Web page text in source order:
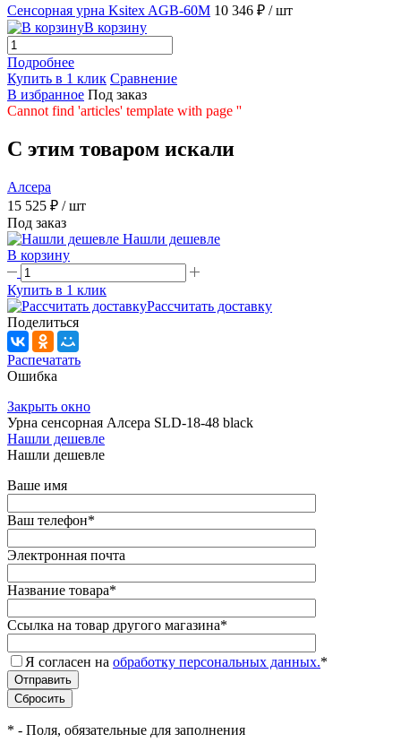
Сенсорная урна Ksitex AGB-60M 10 346 ₽ / шт
В корзину
Подробнее
Купить в 1 клик Сравнение
В избранное Под заказ
Cannot find 'articles' template with page ''
C этим товаром искали
Алсера
15 525 ₽ / шт
Под заказ
Нашли дешевле
В корзину
Купить в 1 клик
Рассчитать доставку
Поделиться
Распечатать
Ошибка
Закрыть окно
Урна сенсорная Алсера SLD-18-48 black
Нашли дешевле
Нашли дешевле
Ваше имя
Ваш телефон*
Электронная почта
Название товара*
Ссылка на товар другого магазина*
Я согласен на обработку персональных данных.*
* - Поля, обязательные для заполнения